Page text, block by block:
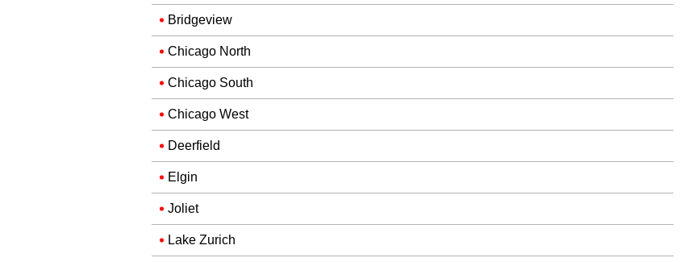
Bridgeview
Chicago North
Chicago South
Chicago West
Deerfield
Elgin
Joliet
Lake Zurich